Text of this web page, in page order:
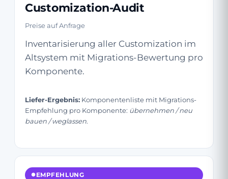
Customization-Audit
Preise auf Anfrage
Inventarisierung aller Customization im
Altsystem mit Migrations-Bewertung pro
Komponente.
Liefer-Ergebnis: Komponentenliste mit Migrations-
Empfehlung pro Komponente: übernehmen / neu
bauen / weglassen.
EMPFEHLUNG